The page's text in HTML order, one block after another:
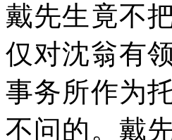
戴先生竟不
仅对沈翁有
事务所作为
不问的。戴